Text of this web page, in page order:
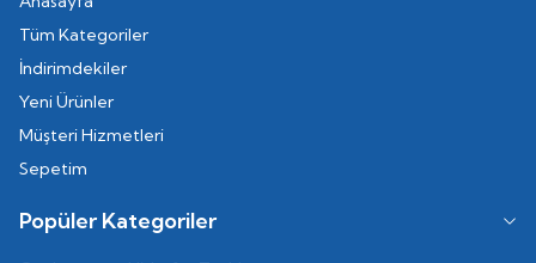
Tüm Kategoriler
İndirimdekiler
Yeni Ürünler
Müşteri Hizmetleri
Sepetim
Popüler Kategoriler